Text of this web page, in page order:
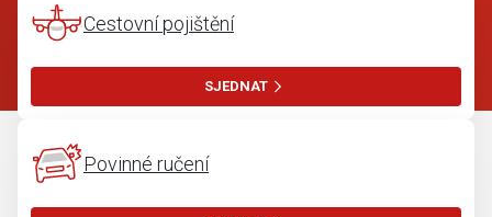
Cestovní pojištění
SJEDNAT
Povinné ručení